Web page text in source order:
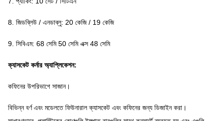
8. জিডব্লিউ / এনডাব্লু: 20 কেজি / 19 কেজি
9. সিবিএম: 68 সেমি 50 সেমি এক্স 48 সেমি
ক্যাসকেট কর্নার অ্যাপ্লিকেশন:
কফিনের উপরিভাগে সাজান।
বিভিন্ন বর্ণ এবং মডেলতে ফিউনারাল ক্যাসকেট এবং কফিনের জন্য ডিজাইন করা।